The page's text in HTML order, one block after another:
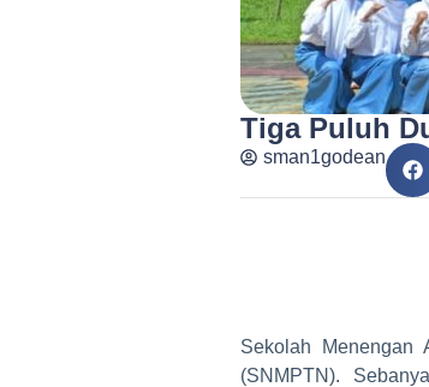
Tiga Puluh
sman1godean
Sekolah
(SNMPTN).